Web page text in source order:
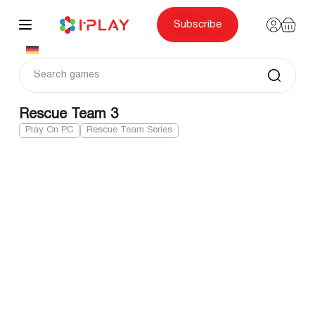
content
Subscribe
Rescue Team 3
Play On PC Rescue Team Series